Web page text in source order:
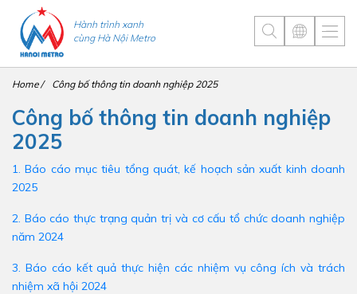
Hành trình xanh
cùng Hà Nội Metro
Home Công bố thông tin doanh nghiệp 2025
Công bố thông tin doanh nghiệp
2025
1. Báo cáo mục tiêu tổng quát, kế hoạch sản xuất kinh doanh
2025
2. Báo cáo thực trạng quản trị và cơ cấu tổ chức doanh nghiệp
năm 2024
3. Báo cáo kết quả thực hiện các nhiệm vụ công ích và trách
nhiệm xã hội 2024